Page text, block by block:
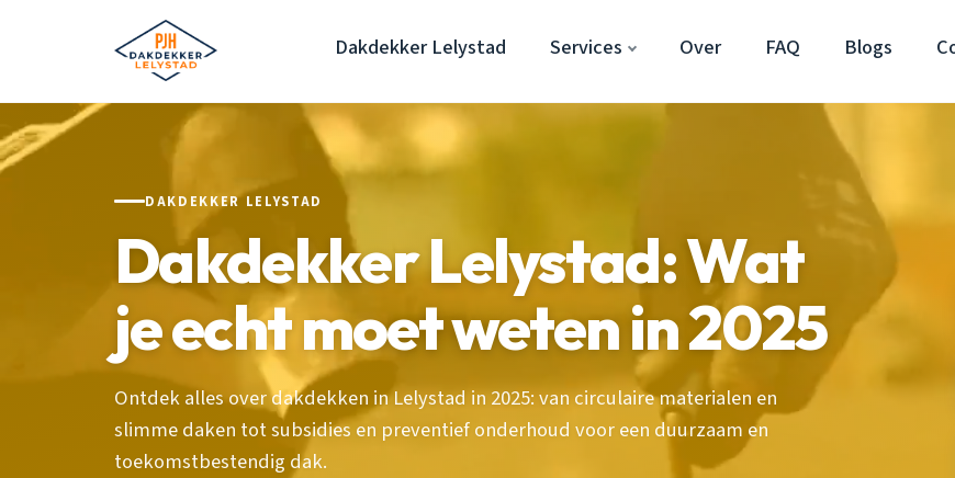
Dakdekker Lelystad Services Over FAQ Blogs
DAKDEKKER LELYSTAD
Dakdekker Lelystad: Wat
je echt moet weten in 2025
Ontdek alles over dakdekken in Lelystad in 2025: van circulaire materialen en
slimme daken tot subsidies en preventief onderhoud voor een duurzaam en
toekomstbestendig dak.